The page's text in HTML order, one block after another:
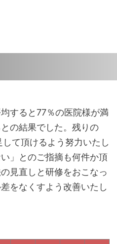
すると77％の医院様が満
の結果でした。残りの
て頂けるよう努力いたし
」とのご指摘も何件か頂
見直しと研修をおこなっ
をなくすよう改善いたし